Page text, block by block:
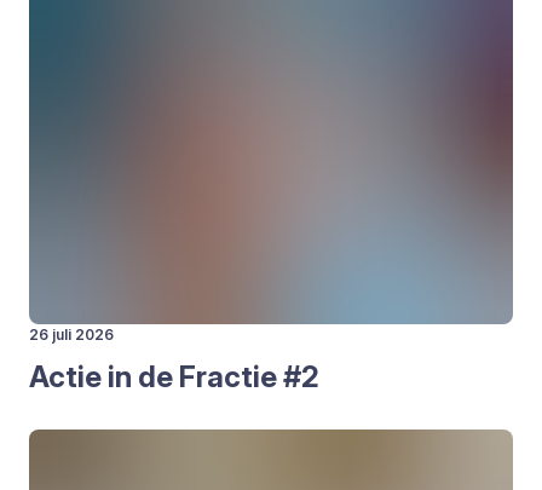
26 juli 2026
Actie in de Frac­tie #2